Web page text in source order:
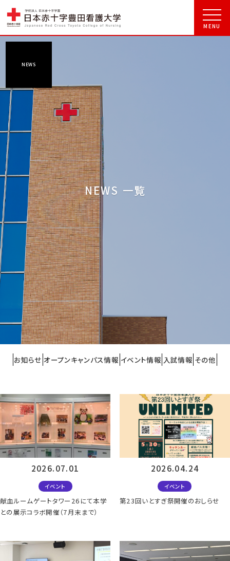
NEWS
NEWS 一覧
お知らせ オープンキャンパス情報 イベント情報 入試情報 その他
2026.07.01
イベント
献血ルームゲートタワー26にて本学
との展示コラボ開催（7月末まで）
2026.04.24
イベント
第23回いとすぎ祭開催のおしらせ